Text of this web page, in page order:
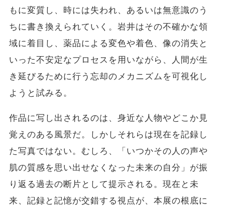
もに変質し、時には失われ、あるいは無意識のう
ちに書き換えられていく。岩井はその不確かな領
域に着目し、薬品による変色や着色、像の消失と
いった不安定なプロセスを用いながら、人間が生
き延びるために行う忘却のメカニズムを可視化し
ようと試みる。
作品に写し出されるのは、身近な人物やどこか見
覚えのある風景だ。しかしそれらは現在を記録し
た写真ではない。むしろ、「いつかその人の声や
肌の質感を思い出せなくなった未来の自分」が振
り返る過去の断片として提示される。現在と未
来、記録と記憶が交錯する視点が、本展の根底に